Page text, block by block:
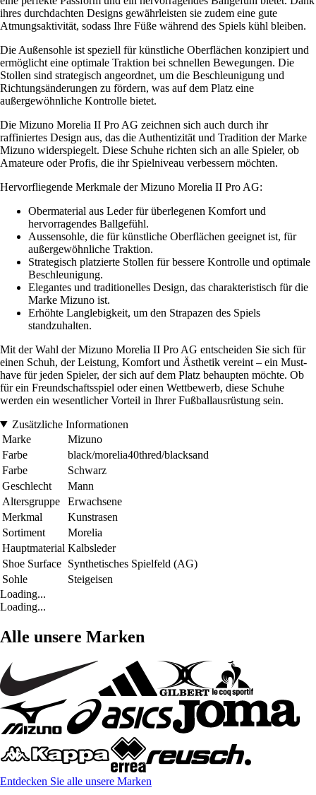
ihres durchdachten Designs gewährleisten sie zudem eine gute
Atmungsaktivität, sodass Ihre Füße während des Spiels kühl bleiben.
Die Außensohle ist speziell für künstliche Oberflächen konzipiert und
ermöglicht eine optimale Traktion bei schnellen Bewegungen. Die
Stollen sind strategisch angeordnet, um die Beschleunigung und
Richtungsänderungen zu fördern, was auf dem Platz eine
außergewöhnliche Kontrolle bietet.
Die Mizuno Morelia II Pro AG zeichnen sich auch durch ihr
raffiniertes Design aus, das die Authentizität und Tradition der Marke
Mizuno widerspiegelt. Diese Schuhe richten sich an alle Spieler, ob
Amateure oder Profis, die ihr Spielniveau verbessern möchten.
Hervorfliegende Merkmale der Mizuno Morelia II Pro AG:
Obermaterial aus Leder für überlegenen Komfort und
hervorragendes Ballgefühl.
Aussensohle, die für künstliche Oberflächen geeignet ist, für
außergewöhnliche Traktion.
Strategisch platzierte Stollen für bessere Kontrolle und optimale
Beschleunigung.
Elegantes und traditionelles Design, das charakteristisch für die
Marke Mizuno ist.
Erhöhte Langlebigkeit, um den Strapazen des Spiels
standzuhalten.
Mit der Wahl der Mizuno Morelia II Pro AG entscheiden Sie sich für
einen Schuh, der Leistung, Komfort und Ästhetik vereint – ein Must-
have für jeden Spieler, der sich auf dem Platz behaupten möchte. Ob
für ein Freundschaftsspiel oder einen Wettbewerb, diese Schuhe
werden ein wesentlicher Vorteil in Ihrer Fußballausrüstung sein.
Zusätzliche Informationen
Marke
Mizuno
Farbe
black/morelia40thred/blacksand
Farbe
Schwarz
Geschlecht
Mann
Altersgruppe
Erwachsene
Merkmal
Kunstrasen
Sortiment
Morelia
Hauptmaterial Kalbsleder
Shoe Surface Synthetisches Spielfeld (AG)
Sohle
Steigeisen
Loading...
Loading...
Alle unsere Marken
Entdecken Sie alle unsere Marken